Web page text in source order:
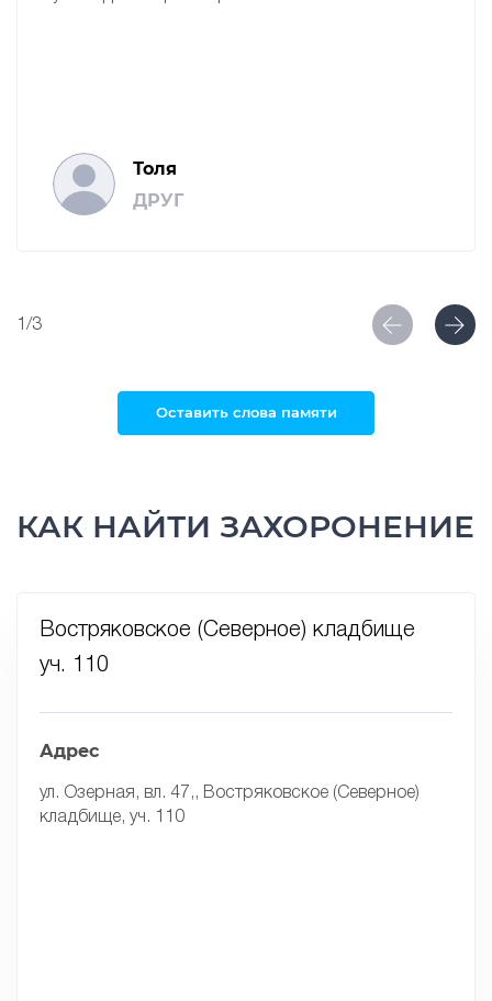
Толя
ДРУГ
1/3
Оставить слова памяти
КАК НАЙТИ ЗАХОРОНЕНИЕ
Востряковское (Северное) кладбище
уч. 110
Адрес
ул. Озерная, вл. 47,, Востряковское (Северное)
кладбище, уч. 110